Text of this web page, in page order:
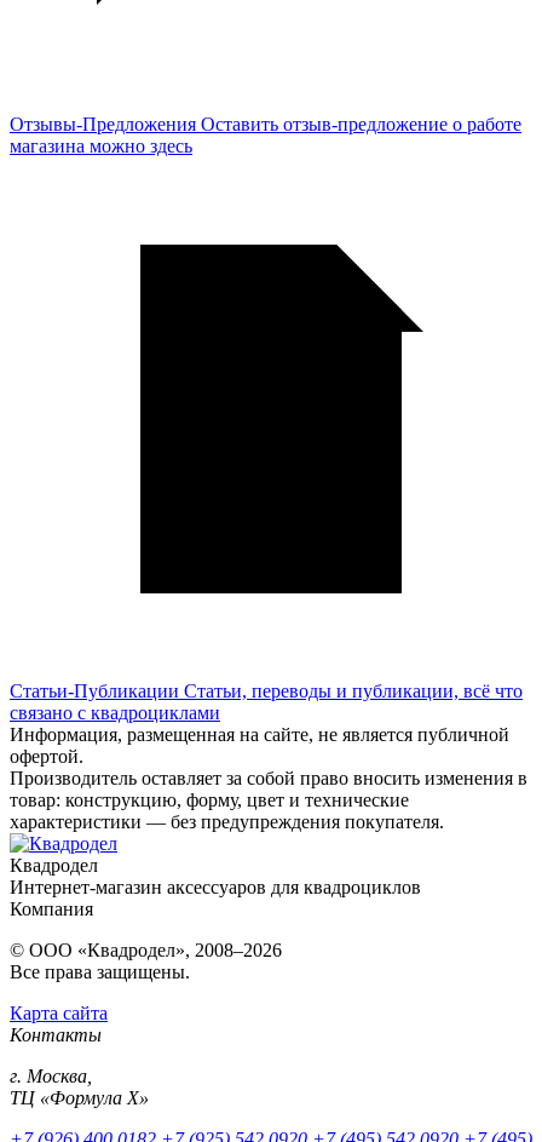
Отзывы-Предложения Оставить отзыв-предложение о работе
магазина можно здесь
Статьи-Публикации Статьи, переводы и публикации, всё что
связано с квадроциклами
Информация, размещенная на сайте, не является публичной
офертой.
Производитель оставляет за собой право вносить изменения в
товар: конструкцию, форму, цвет и технические
характеристики — без предупреждения покупателя.
Квадродел
Интернет-магазин аксессуаров для квадроциклов
Компания
© ООО «Квадродел», 2008–2026
Все права защищены.
Карта сайта
Контакты
г. Москва,
ТЦ «Формула Х»